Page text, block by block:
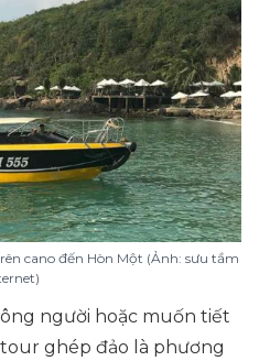
cano đến Hòn Một (Ảnh: sưu tầm
người hoặc muốn tiết
ghép đảo là phương